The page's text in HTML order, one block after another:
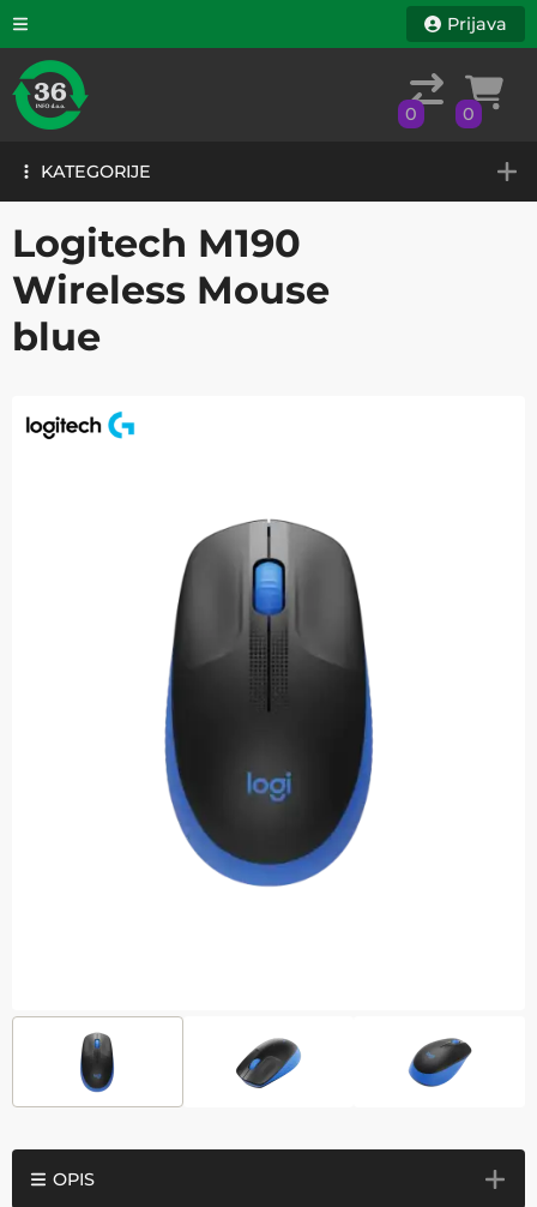
KATEGORIJE
Prijava
0 0
KATEGORIJE
Logitech M190
Wireless Mouse
blue
OPIS